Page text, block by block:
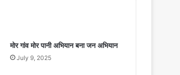
मोर गांव मोर पानी अभियान बना जन अभियान
July 9, 2025